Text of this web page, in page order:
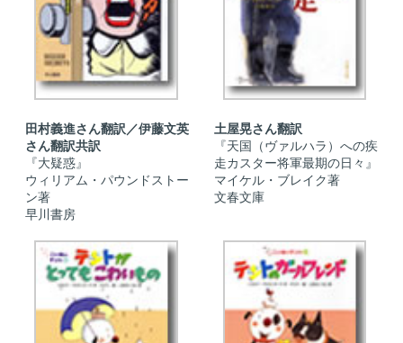
田村義進さん翻訳／伊藤文英
さん翻訳共訳
『大疑惑』
ウィリアム・パウンドストー
ン著
早川書房
土屋晃さん翻訳
『天国（ヴァルハラ）への疾
走カスター将軍最期の日々』
マイケル・ブレイク著
文春文庫